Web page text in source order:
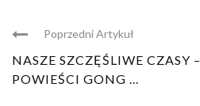
Poprzedni Artykuł
NASZE SZCZĘŚLIWE CZASY
POWIEŚCI GONG ...